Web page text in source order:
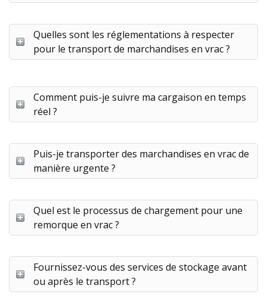
Quelles sont les réglementations à respecter
pour le transport de marchandises en vrac ?
Comment puis-je suivre ma cargaison en temps
réel ?
Puis-je transporter des marchandises en vrac de
manière urgente ?
Quel est le processus de chargement pour une
remorque en vrac ?
Fournissez-vous des services de stockage avant
ou après le transport ?